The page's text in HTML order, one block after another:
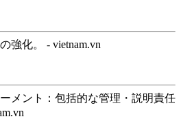
強化。 - vietnam.vn
メント：包括的な管理・説明責任